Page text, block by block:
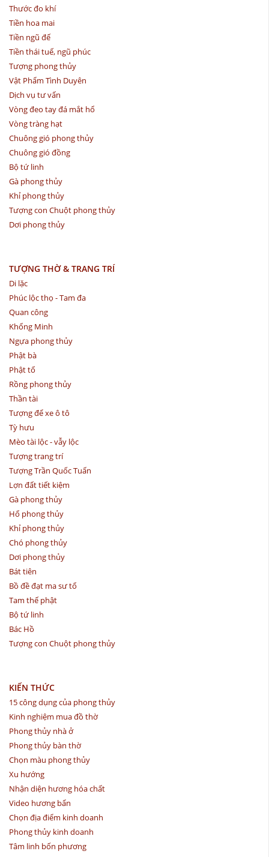
Thước đo khí
Tiền hoa mai
Tiền ngũ đế
Tiền thái tuế, ngũ phúc
Tượng phong thủy
Vật Phẩm Tình Duyên
Dịch vụ tư vấn
Vòng đeo tay đá mắt hổ
Vòng tràng hạt
Chuông gió phong thủy
Chuông gió đồng
Bộ tứ linh
Gà phong thủy
Khỉ phong thủy
Tượng con Chuột phong thủy
Dơi phong thủy
TƯỢNG THỜ & TRANG TRÍ
Di lặc
Phúc lộc thọ - Tam đa
Quan công
Khổng Minh
Ngựa phong thủy
Phật bà
Phật tổ
Rồng phong thủy
Thần tài
Tượng để xe ô tô
Tỳ hưu
Mèo tài lộc - vẫy lộc
Tượng trang trí
Tượng Trần Quốc Tuấn
Lợn đất tiết kiệm
Gà phong thủy
Hổ phong thủy
Khỉ phong thủy
Chó phong thủy
Dơi phong thủy
Bát tiên
Bồ đề đạt ma sư tổ
Tam thế phật
Bộ tứ linh
Bác Hồ
Tượng con Chuột phong thủy
KIẾN THỨC
15 công dụng của phong thủy
Kinh nghiệm mua đồ thờ
Phong thủy nhà ở
Phong thủy bàn thờ
Chọn màu phong thủy
Xu hướng
Nhận diện hương hóa chất
Video hương bẩn
Chọn địa điểm kinh doanh
Phong thủy kinh doanh
Tâm linh bốn phương